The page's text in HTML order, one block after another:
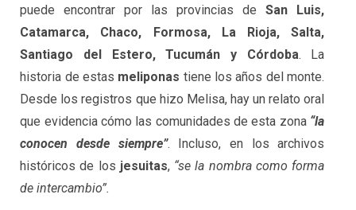
puede encontrar por las provincias deSan Luis,
Catamarca, Chaco, Formosa, La Rioja, Salta,
Santiago del Estero, Tucumán y Córdoba. La
historia de estas meliponas tiene los años del monte.
Desde los registros que hizo Melisa, hay un relato oral
que evidencia cómo las comunidades de esta zona “la
conocen desde siempre”. Incluso, en los archivos
históricos de los jesuitas, “se la nombra como forma
de intercambio”.